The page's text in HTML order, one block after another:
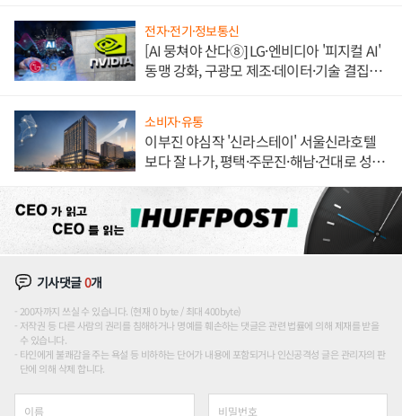
전자·전기·정보통신
[AI 뭉쳐야 산다⑧] LG·엔비디아 '피지컬 AI'
동맹 강화, 구광모 제조·데이터·기술 결집
소비자·유통
이부진 야심작 '신라스테이' 서울신라호텔
보다 잘 나가, 평택·주문진·해남·건대로 성
기사댓글0개
200자까지 쓰실 수 있습니다. (현재 0 byte / 최대 400byte)
저작권 등 다른 사람의 권리를 침해하거나 명예를 훼손하는 댓글은 관련 법률에 의해 제재를 받을
수 있습니다.
타인에게 불쾌감을 주는 욕설 등 비하하는 단어가 내용에 포함되거나 인신공격성 글은 관리자의 판
단에 의해 삭제 합니다.